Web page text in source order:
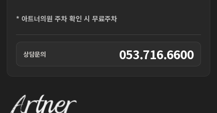
* 아트너의원 주차 확인 시 무료주차
상담문의 053.716.6600